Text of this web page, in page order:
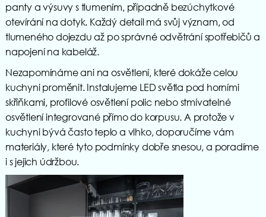
panty a výsuvy s tlumením, případně bezúchytkové
otevírání na dotyk. Každý detail má svůj význam, od
tlumeného dojezdu až po správné odvětrání spotřebičů a
napojení na kabeláž.
Nezapomínáme ani na osvětlení, které dokáže celou
kuchyni proměnit. Instalujeme LED světla pod horními
skříňkami, profilové osvětlení polic nebo stmívatelné
osvětlení integrované přímo do korpusu. A protože v
kuchyni bývá často teplo a vlhko, doporučíme vám
materiály, které tyto podmínky dobře snesou, a poradíme
i s jejich údržbou.